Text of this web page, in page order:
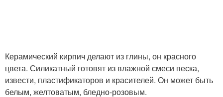
Керамический кирпич делают из глины, он красного
цвета. Силикатный готовят из влажной смеси песка,
извести, пластификаторов и красителей. Он может быть
белым, желтоватым, бледно-розовым.